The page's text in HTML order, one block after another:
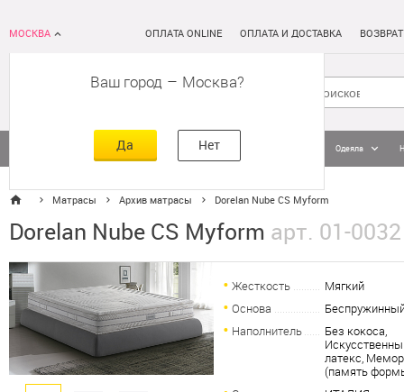
МОСКВА
Ваш город – Москва
Да Нет
ОПЛАТА ONLINE ОПЛАТА И ДОСТАВКА
Кровати Постельное белье Одеяла
Матрасы Архив матрасы Dorelan Nube CS Myform
Dorelan Nube CS Myform арт. 01-0032
Жесткость
Мягкий
Основа
Наполнитель
Без кокоса,
латекс,
(память